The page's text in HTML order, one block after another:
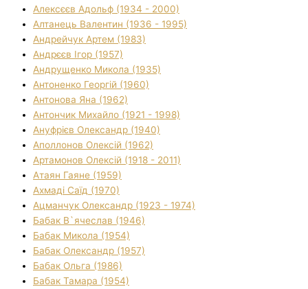
Алексєєв Адольф (1934 - 2000)
Алтанець Валентин (1936 - 1995)
Андрейчук Артем (1983)
Андрєєв Ігор (1957)
Андрущенко Микола (1935)
Антоненко Георгій (1960)
Антонова Яна (1962)
Антончик Михайло (1921 - 1998)
Ануфрієв Олександр (1940)
Аполлонов Олексій (1962)
Артамонов Олексій (1918 - 2011)
Атаян Гаяне (1959)
Ахмаді Саїд (1970)
Ацманчук Олександр (1923 - 1974)
Бабак В`ячеслав (1946)
Бабак Микола (1954)
Бабак Олександр (1957)
Бабак Ольга (1986)
Бабак Тамара (1954)